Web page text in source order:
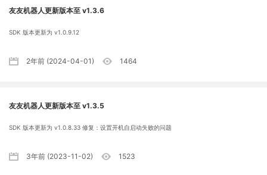
友友机器人更新版本至 v1.3.6
SDK 版本更新为 v1.0.9.12
2年前 (2024-04-01) 1464
友友机器人更新版本至 v1.3.5
SDK 版本更新为 v1.0.8.33 修复：设置开机自启动失败的问题
3年前 (2023-11-02) 1523